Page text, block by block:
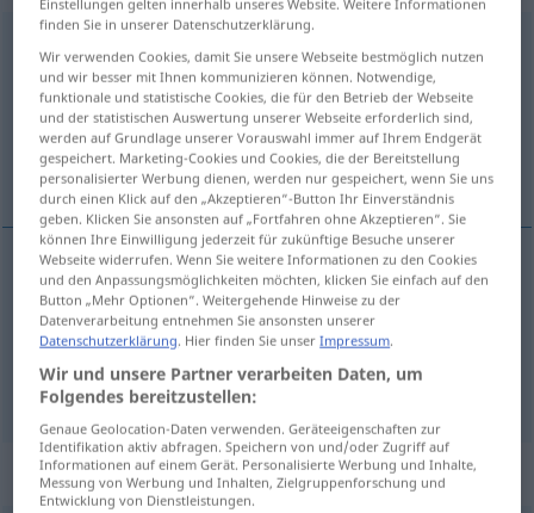
Übersicht aller Übersetzungen
(Für mehr Details die Übersetzung anklicken/antippen)
chanceler, tituber
chanceler taumeln
tituber taumeln
„taumeln“: intransitives Verb
finden Sie in unserer Datenschutzerklärung.
Wir verwenden Cookies, damit Sie unsere Webseite bestmöglich nutzen
und wir besser mit Ihnen kommunizieren können. Notwendige,
funktionale und statistische Cookies, die für den Betrieb der Webseite
und der statistischen Auswertung unserer Webseite erforderlich sind,
werden auf Grundlage unserer Vorauswahl immer auf Ihrem Endgerät
gespeichert. Marketing-Cookies und Cookies, die der Bereitstellung
personalisierter Werbung dienen, werden nur gespeichert, wenn Sie uns
durch einen Klick auf den „Akzeptieren“-Button Ihr Einverständnis
geben. Klicken Sie ansonsten auf „Fortfahren ohne Akzeptieren“. Sie
können Ihre Einwilligung jederzeit für zukünftige Besuche unserer
Webseite widerrufen. Wenn Sie weitere Informationen zu den Cookies
und den Anpassungsmöglichkeiten möchten, klicken Sie einfach auf den
Button „Mehr Optionen“. Weitergehende Hinweise zu der
Datenverarbeitung entnehmen Sie ansonsten unserer
Datenschutzerklärung. Hier finden Sie unserImpressum.
Wir und unsere Partner verarbeiten Daten, um
Folgendes bereitzustellen:
Genaue Geolocation-Daten verwenden. Geräteeigenschaften zur
Identifikation aktiv abfragen. Speichern von und/oder Zugriff auf
Informationen auf einem Gerät. Personalisierte Werbung und Inhalte,
Messung von Werbung und Inhalten, Zielgruppenforschung und
Entwicklung von Dienstleistungen.